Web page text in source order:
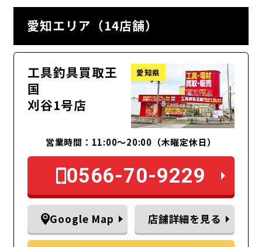
愛知エリア（14店舗）
工具釣具買取王
国
刈谷1号店
愛知県
営業時間：11:00～20:00（木曜定休日）
0566-70-9229
Google Map 店舗詳細を見る